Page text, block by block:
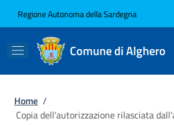
Regione Autonoma della Sardegna
Comune di Alghero
Briciole di pane
Home /
Copia dell'autorizzazione rilasciata